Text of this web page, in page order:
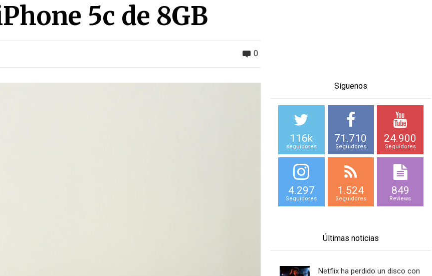
5c de 8GB
0
Síguenos
116k
seguidores
71.710
Seguidores
24.900
Seguidores
4.297
Seguidores
1.524
Seguidores
849
Reviews
Últimas noticias
Netflix ha perdido un disco con